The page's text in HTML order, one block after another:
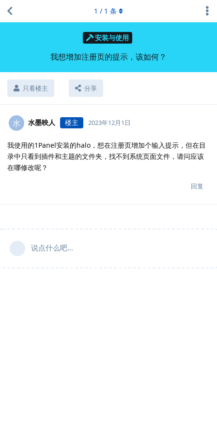
安装与使用
我想增加注册页的提示，该如何？
只看楼主 分享
1 / 1 条
水 水墨映人 楼主 2023年12月1日
我使用的1Panel安装的halo，想在注册页增加个输入提示，但在目
录中只看到插件和主题的文件夹，找不到系统页面文件，请问应该
在哪修改呢？
回复
说点什么吧...